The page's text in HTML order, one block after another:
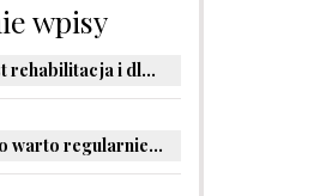
wpisy
Czym jest rehabilitacja i dlaczego jest kluczowa dla powrotu do zdrowia?
Dlaczego warto regularnie odwiedzać stomatologa?